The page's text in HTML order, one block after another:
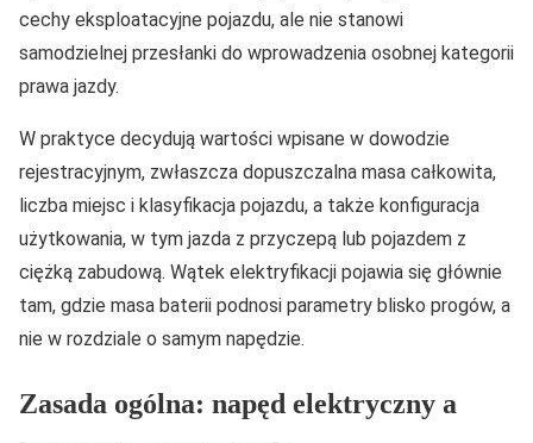
cechy eksploatacyjne pojazdu, ale nie stanowi
samodzielnej przesłanki do wprowadzenia osobnej kategorii
prawa jazdy.
W praktyce decydują wartości wpisane w dowodzie
rejestracyjnym, zwłaszcza dopuszczalna masa całkowita,
liczba miejsc i klasyfikacja pojazdu, a także konfiguracja
użytkowania, w tym jazda z przyczepą lub pojazdem z
ciężką zabudową. Wątek elektryfikacji pojawia się głównie
tam, gdzie masa baterii podnosi parametry blisko progów, a
nie w rozdziale o samym napędzie.
Zasada ogólna: napęd elektryczny a